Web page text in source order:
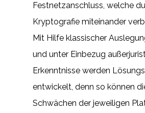
Festnetzanschluss, welche
Kryptografie miteinander
Mit Hilfe klassischer
und unter Einbezug
Erkenntnisse werden
entwickelt, denn so können
Schwächen der jeweiligen